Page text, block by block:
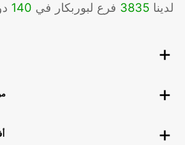
لدينا 3835 فرع لبوربكار في 140